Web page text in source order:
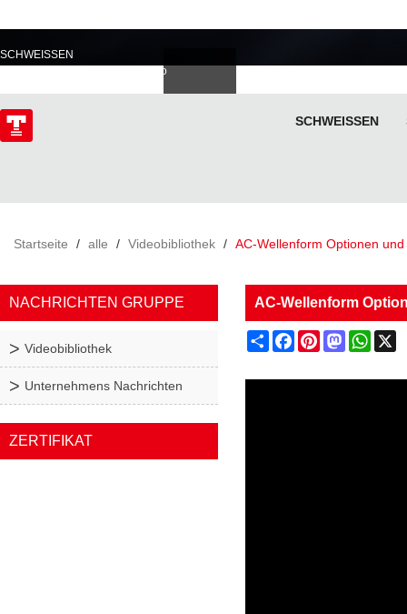
SCHWEISSEN
Italiano
SCHWEISSEN
Startseite / alle / Videobibliothek / AC-Wellenform Optionen
NACHRICHTEN GRUPPE
Videobibliothek
Unternehmens Nachrichten
ZERTIFIKAT
AC-Wellenform
ShareFacebookPinterestMastodon